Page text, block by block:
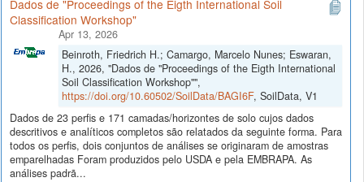
Dados de "Proceedings of the Eigth International Soil
Classification Workshop"
Apr 13, 2026
Beinroth, Friedrich H.; Camargo, Marcelo Nunes; Eswaran,
H., 2026, "Dados de "Proceedings of the Eigth International
Soil Classification Workshop"",
https://doi.org/10.60502/SoilData/BAGI6F, SoilData, V1
Dados de 23 perfis e 171 camadas/horizontes de solo cujos dados
descritivos e analíticos completos são relatados da seguinte forma. Para
todos os perfis, dois conjuntos de análises se originaram de amostras
emparelhadas Foram produzidos pelo USDA e pela EMBRAPA. As
análises padrã...